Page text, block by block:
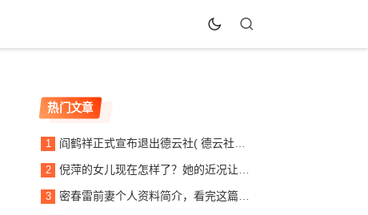
热门文章
阎鹤祥正式宣布退出德云社( 德云社还能像以前一样吗)
倪萍的女儿现在怎样了？她的近况让人好奇！
密春雷前妻个人资料简介，看完这篇你就全知道了！